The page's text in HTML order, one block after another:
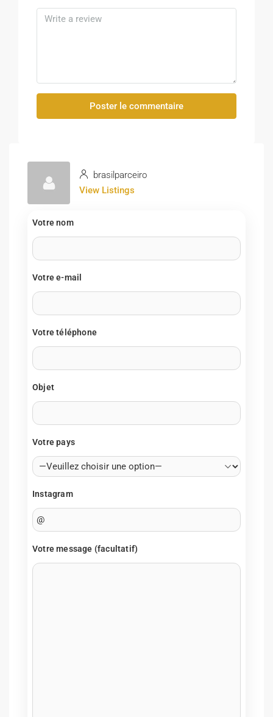
Poster le commentaire
brasilparceiro
View Listings
Votre nom
Votre e-mail
Votre téléphone
Objet
Votre pays
Instagram
Votre message (facultatif)